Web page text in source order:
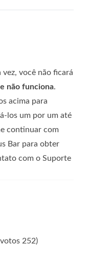
você não ficará
não funciona.
acima para
los um por um até
continuar com
Bar para obter
com o Suporte
252)